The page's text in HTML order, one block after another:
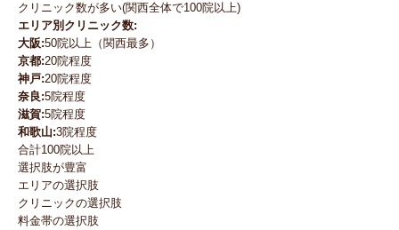
クリニック数が多い(関西全体で100院以上)
エリア別クリニック数:
大阪:50院以上（関西最多）
京都:20院程度
神戸:20院程度
奈良:5院程度
滋賀:5院程度
和歌山:3院程度
合計100院以上
選択肢が豊富
エリアの選択肢
クリニックの選択肢
料金帯の選択肢